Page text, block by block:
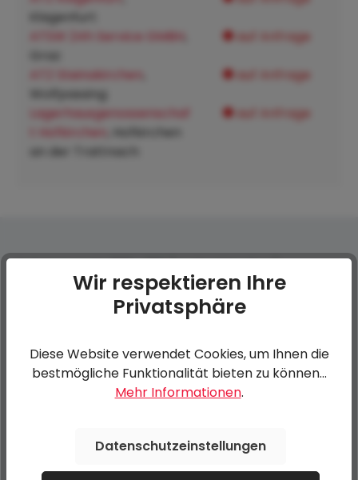
Klagenfurt:
ATSW 24h Service GMBH auf Anfrage
ATZ Steinakirchen
Wolfpassing:
auf Anfrage
Lagerhausgenossenschaf
t Hofkirchen
, Hofkirchen
an der Trattnach:
auf Anfrage
Durchschnittliche Bewertung von 0 von 5 Sternen
Bewerten Sie dieses Produkt!
Bewertung schreiben
Wir respektieren Ihre
Privatsphäre
Diese Website verwendet Cookies, um Ihnen die
bestmögliche Funktionalität bieten zu können...
Mehr Informationen.
Datenschutzeinstellungen